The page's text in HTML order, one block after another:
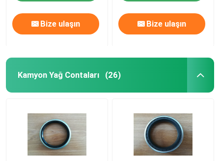
Bize ulaşın Bize ulaşın
Kamyon Yağ Contaları (26)